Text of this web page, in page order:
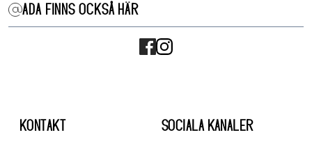
ADA FINNS OCKSÅ HÄR
KONTAKT SOCIALA KANALER